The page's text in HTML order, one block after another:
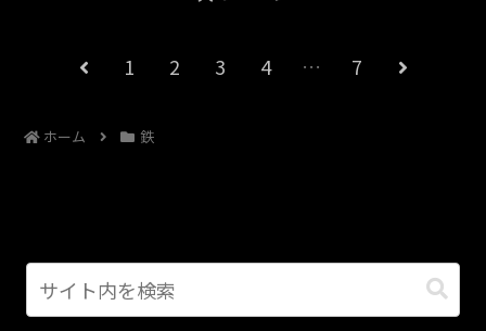
1 2 3 4 … 7
ホーム 鉄